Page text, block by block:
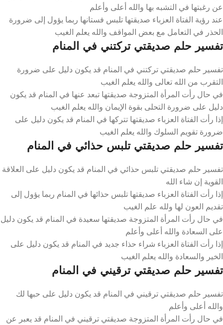
عن رغبتها في التشبه بها والله أعلى وأعلم
عند رؤية الفتاة العزباء صديقتها تلبس فستانها ربما يؤول إلى ضرورة
الحذر في التعامل مع بعض المواقف والله يعلم الغيب
تفسير حلم صديقتي تركتني في المنام
تفسير حلم صديقتي تركتني في المنام قد يكون دليل على ضرورة
التقرب من الله تعالى والله يعلم الغيب
في حال رأت المرأة المتزوجة صديقتها تبعد عنها في المنام قد يكون
دليل على ضرورة التحلى بقوة الإيمان والله يعلم الغيب
إذا رأت الفتاة العزباء صديقتها تتركها في المنام قد يكون دليل على
ضرورة تقويم السلوك والله يعلم الغيب
تفسير حلم صديقتي تلبس حذائي في المنام
تفسير حلم صديقتي تلبس حذائي في المنام قد يكون دليل على العلاقة
القوية إن شاء الله
إذا رأت الفتاة العزباء صديقتها تلبس حذائها في المنام ربما يؤول إلى
تقديم العون لها ولله علم الغيب
في حال رأت المرأة المتزوجة صديقتها سعيدة في المنام قد يكون دليل
على السعادة والله أعلى وأعلم
إذا رأت الفتاة العزباء شراء حذاء جديد في المنام قد يكون دليل على
الخير والسعادة والله يعلم الغيب
تفسير حلم صديقتي ترقيني في المنام
تفسير حلم صديقتي ترقيني في المنام قد يكون دليل على حبها لك
والله أعلى وأعلم
في حال رأت المرأة المتزوجة صديقتي ترقيني في المنام قد يعبر عن